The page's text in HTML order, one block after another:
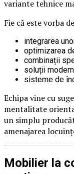
variante tehnice
Fie că este vorba
integrarea
optimizarea
combinații
soluții
sisteme de
Echipa vine cu
mentalitate
un simplu
amenajarea
Mobilier la